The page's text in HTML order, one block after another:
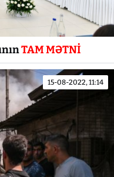
TAM MƏTNİ
15-08-2022, 11:14